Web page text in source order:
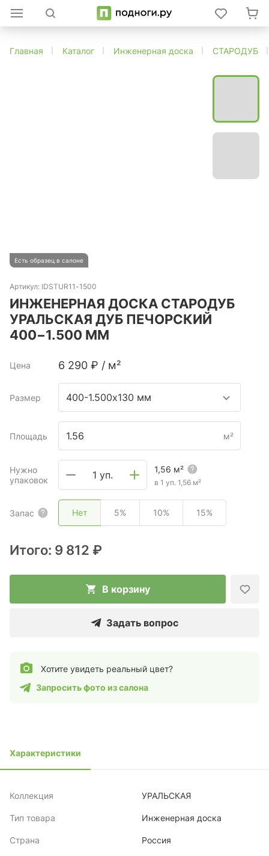
Главная Каталог Инженерная доска СТАРОДУБ
Есть образец в салоне
Артикул: IDSTUR11-1500
ИНЖЕНЕРНАЯ ДОСКА СТАРОДУБ
УРАЛЬСКАЯ ДУБ ПЕЧОРСКИЙ
400−1.500 ММ
Цена 6 290 ₽ / м²
Размер 400-1.500х130 мм
Площадь м²
Нужно
упаковок
1 уп. 1,56 м²
в 1 уп. 1,56 м²
Запас Нет 5% 10% 15%
Итого: 9 812 ₽
В корзину
Задать вопрос
Хотите увидеть реальный цвет?
Запросить фото из салона
Характеристики
Коллекция УРАЛЬСКАЯ
Тип товара Инженерная доска
Страна Россия